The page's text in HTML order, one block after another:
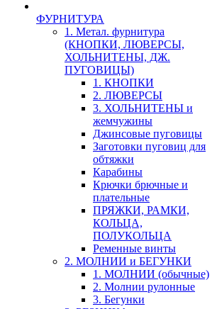
ФУРНИТУРА
1. Метал. фурнитура
(КНОПКИ, ЛЮВЕРСЫ,
ХОЛЬНИТЕНЫ, ДЖ.
ПУГОВИЦЫ)
1. КНОПКИ
2. ЛЮВЕРСЫ
3. ХОЛЬНИТЕНЫ и
жемчужины
Джинсовые пуговицы
Заготовки пуговиц для
обтяжки
Карабины
Крючки брючные и
плательные
ПРЯЖКИ, РАМКИ,
КОЛЬЦА,
ПОЛУКОЛЬЦА
Ременные винты
2. МОЛНИИ и БЕГУНКИ
1. МОЛНИИ (обычные)
2. Молнии рулонные
3. Бегунки